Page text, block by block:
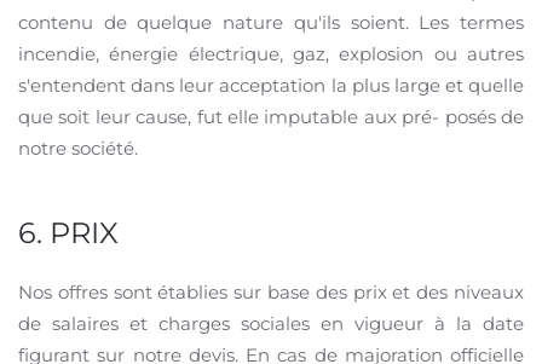
contenu de quelque nature qu'ils soient. Les termes
incendie, énergie électrique, gaz, explosion ou autres
s'entendent dans leur acceptation la plus large et quelle
que soit leur cause, fut elle imputable aux pré- posés de
notre société.
6. PRIX
Nos offres sont établies sur base des prix et des niveaux
de salaires et charges sociales en vigueur à la date
figurant sur notre devis. En cas de majoration officielle